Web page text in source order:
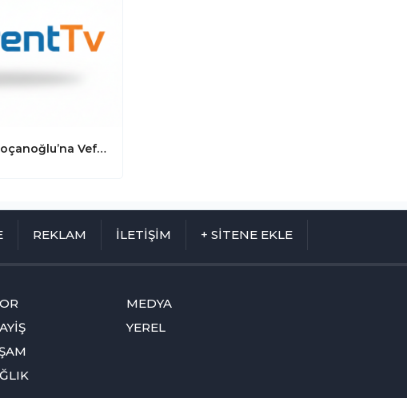
Emekli Müftü Ahmet Poçanoğlu’na Vefa: "70 Yıla 500 Yıllık Değişim Sığdırdık"
REKLAM İLETİŞİM + SİTENE EKLE
MEDYA
YEREL